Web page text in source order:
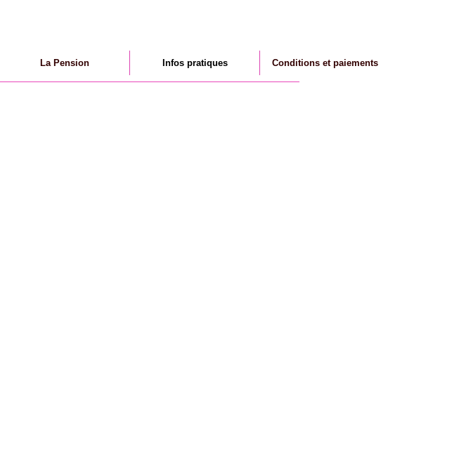
La Pension Infos pratiques Conditions et paiements